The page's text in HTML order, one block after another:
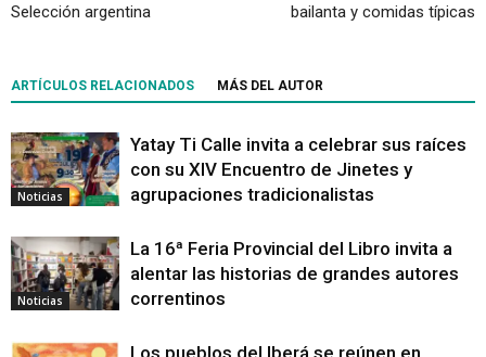
Selección argentina
bailanta y comidas típicas
ARTÍCULOS RELACIONADOS MÁS DEL AUTOR
Noticias
Yatay Ti Calle invita a celebrar sus raíces
con su XIV Encuentro de Jinetes y
agrupaciones tradicionalistas
Noticias
La 16ª Feria Provincial del Libro invita a
alentar las historias de grandes autores
correntinos
Los pueblos del Iberá se reúnen en